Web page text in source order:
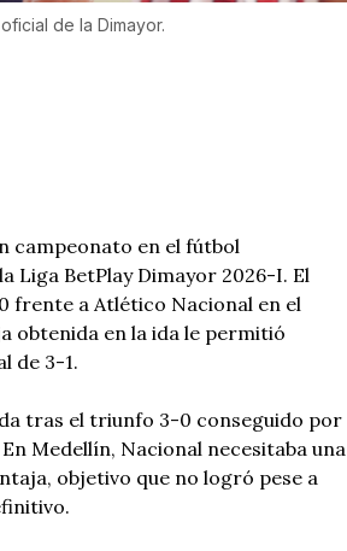
de la Dimayor.
campeonato en el fútbol
Liga BetPlay Dimayor 2026-I. El
frente a Atlético Nacional en el
obtenida en la ida le permitió
de 3-1.
tras el triunfo 3-0 conseguido por
Medellín, Nacional necesitaba una
objetivo que no logró pese a